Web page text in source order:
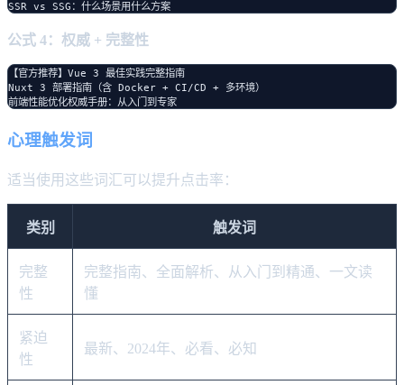
公式 4：权威 + 完整性
【官方推荐】Vue 3 最佳实践完整指南
Nuxt 3 部署指南（含 Docker + CI/CD + 多环境）
心理触发词
适当使用这些词汇可以提升点击率：
类别 触发词
完整
性
完整指南、全面解析、从入门到精通、一文读
懂
紧迫
性
最新、2024年、必看、必知